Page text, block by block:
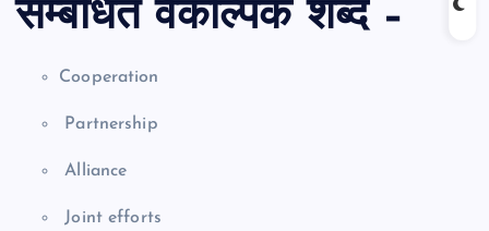
सम्बंधित वैकल्पिक शब्द –
Cooperation
Partnership
Alliance
Joint efforts